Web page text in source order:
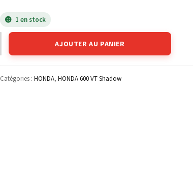
1 en stock
AJOUTER AU PANIER
Catégories : HONDA, HONDA 600 VT Shadow